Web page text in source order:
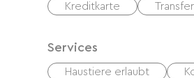
Kreditkarte Transfer
Services
Haustiere erlaubt